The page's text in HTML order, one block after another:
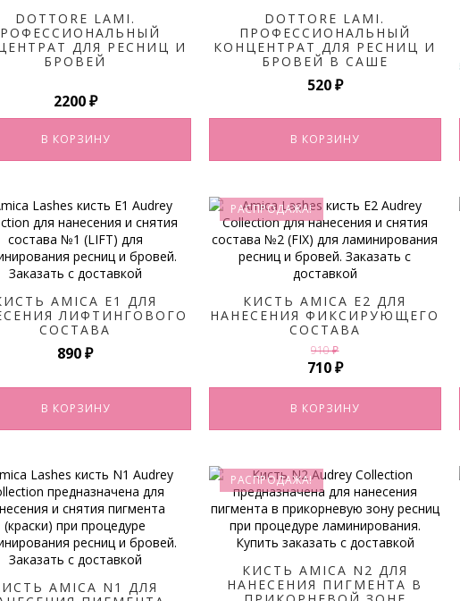
DOTTORE LAMI.
ДЛЯ РЕСНИЦ И
БРОВЕЙ
2200₽
В КОРЗИНУ
DOTTORE LAMI.
ПРОФЕССИОНАЛЬНЫЙ
КОНЦЕНТРАТ ДЛЯ РЕСНИЦ И
БРОВЕЙ В САШЕ
520₽
В КОРЗИНУ
AMICA E1 ДЛЯ
ЛИФТИНГОВОГО
СОСТАВА
890₽
В КОРЗИНУ
РАСПРОДАЖА!
КИСТЬ AMICA E2 ДЛЯ
НАНЕСЕНИЯ ФИКСИРУЮЩЕГО
СОСТАВА
910₽
Первоначальная
цена
составляла
910 ₽.
710₽Текущая
цена:
710 ₽.
В КОРЗИНУ
AMICA N1 ДЛЯ
РАСПРОДАЖА!
КИСТЬ AMICA N2 ДЛЯ
НАНЕСЕНИЯ ПИГМЕНТА В